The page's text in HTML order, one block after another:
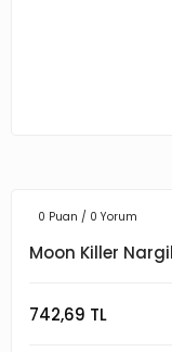
0 Puan / 0 Yorum
Moon Killer
742,69 TL